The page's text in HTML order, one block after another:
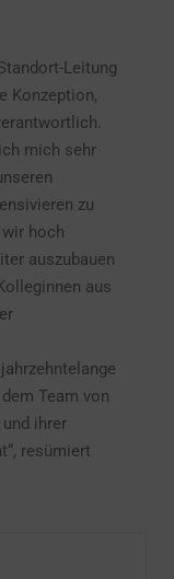
Leitung
Konzeption,
mich sehr
zu
hoch
auszubauen
aus
Team von
ihrer
resümiert